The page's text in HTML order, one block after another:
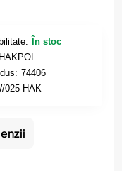
În stoc
HAKPOL
74406
025-HAK